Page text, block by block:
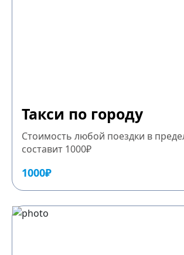
Такси по городу
Стоимость любой поездки в
составит 1000₽
1000₽